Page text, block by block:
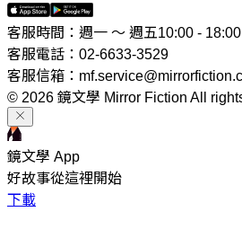
客服時間：週一 ～ 週五10:00 - 18:00
客服電話：02-6633-3529
客服信箱：
© 2026 鏡文學 Mirror Fiction All
鏡文學 App
好故事從這裡開始
下載